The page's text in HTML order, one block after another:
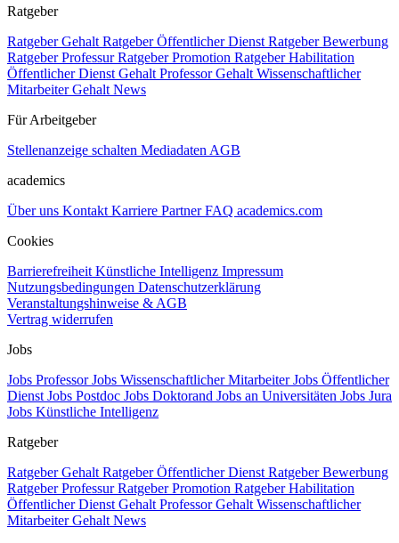
Ratgeber
Ratgeber Gehalt Ratgeber Öffentlicher Dienst Ratgeber Bewerbung
Ratgeber ProfessurRatgeber Promotion Ratgeber Habilitation
Öffentlicher Dienst Gehalt Professor Gehalt Wissenschaftlicher
Mitarbeiter Gehalt News
Für Arbeitgeber
Stellenanzeige schalten Mediadaten AGB
academics
Über uns Kontakt Karriere PartnerFAQ academics.com
Cookies
Barrierefreiheit Künstliche Intelligenz Impressum
Nutzungsbedingungen Datenschutzerklärung
Veranstaltungshinweise & AGB
Vertrag widerrufen
Jobs
Jobs ProfessorJobs Wissenschaftlicher MitarbeiterJobs Öffentlicher
Dienst Jobs Postdoc Jobs Doktorand Jobs an Universitäten Jobs Jura
Jobs Künstliche Intelligenz
Ratgeber
Ratgeber Gehalt Ratgeber Öffentlicher Dienst Ratgeber Bewerbung
Ratgeber ProfessurRatgeber Promotion Ratgeber Habilitation
Öffentlicher Dienst Gehalt Professor Gehalt Wissenschaftlicher
Mitarbeiter Gehalt News